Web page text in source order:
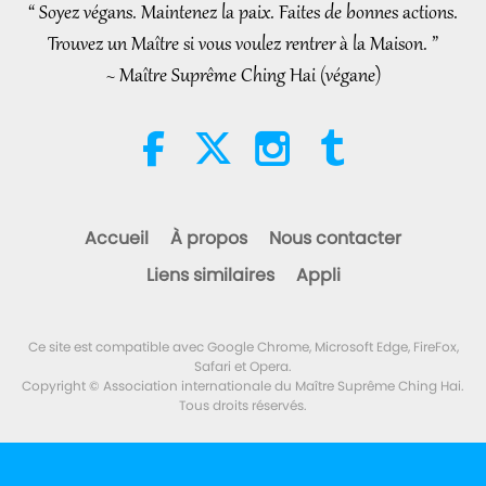
Part 2 of 2
There Is No Need to Be Afraid of
Negative Power When We Are
from It Is Far More Powerful than
Any Negative Entity
Nouvelles d'exception
“ Soyez végans. Maintenez la paix. Faites de bonnes actions.
Trouvez un Maître si vous voulez rentrer à la Maison. ”
~ Maître Suprême Ching Hai (végane)
Accueil À propos
Nous contacter
Liens similaires
Appli
Ce site est compatible avec Google Chrome, Microsoft Edge, FireFox,
Safari et Opera.
Copyright © Association internationale du Maître Suprême Ching Hai.
Tous droits réservés.